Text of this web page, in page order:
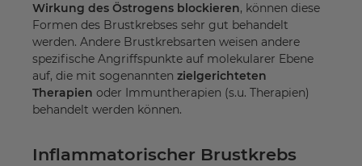
Wirkung des Östrogens blockieren, können diese
Formen des Brustkrebses sehr gut behandelt
werden. Andere Brustkrebsarten weisen andere
spezifische Angriffspunkte auf molekularer Ebene
auf, die mit sogenannten zielgerichteten
Therapien oder Immuntherapien (s.u. Therapien)
behandelt werden können.
Inflammatorischer Brustkrebs